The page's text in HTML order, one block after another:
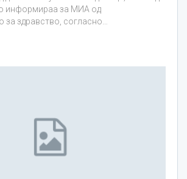
информираа за МИА од
за здравство, согласно…